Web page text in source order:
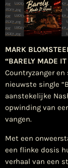
MARK
“BARELY MADE
Countryzanger
nieuwste single
aanstekelijke
opwinding van
vangen.
Met een
een flinke dosis
verhaal van een